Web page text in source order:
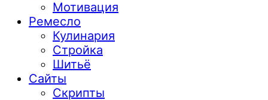
Мотивация
Ремесло
Кулинария
Стройка
Шитьё
Сайты
Скрипты